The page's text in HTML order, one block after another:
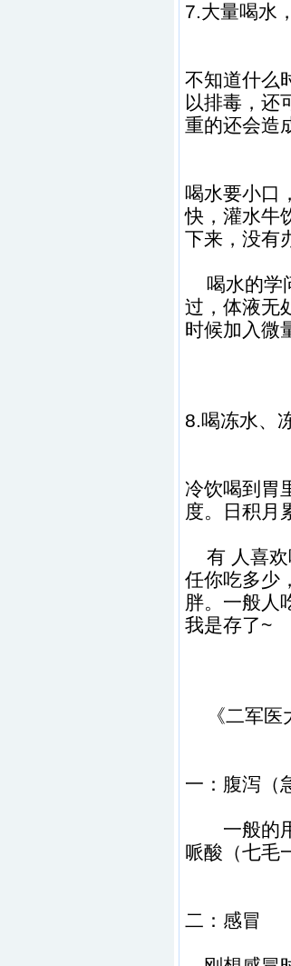
7.大量喝水
不知道什么
以排毒，还
重的还会造
喝水要小口
快，灌水牛
下来，没有
喝水的学
过，体液无
时候加入微
8.喝冻水、
冷饮喝到胃
度。日积月
有 人喜欢
任你吃多少
胖。一般人
我是存了~
《二军医
一：腹泻（
一般的用
哌酸（七毛
二：感冒